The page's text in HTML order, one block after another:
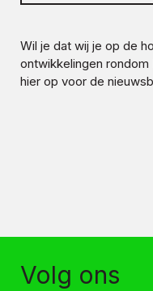
Wil je dat wij je op de
ontwikkelingen rondom
hier op voor de
Volg ons